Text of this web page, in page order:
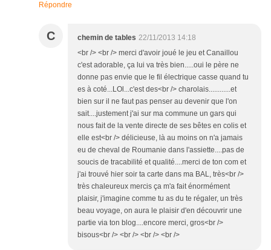
Répondre
C chemin de tables 22/11/2013 14:18
<br /> <br /> merci d'avoir joué le jeu et Canaillou
c'est adorable, ça lui va très bien.....oui le père ne
donne pas envie que le fil électrique casse quand tu
es à coté...LOl...c'est des<br /> charolais............et
bien sur il ne faut pas penser au devenir que l'on
sait....justement j'ai sur ma commune un gars qui
nous fait de la vente directe de ses bêtes en colis et
elle est<br /> délicieuse, là au moins on n'a jamais
eu de cheval de Roumanie dans l'assiette....pas de
soucis de tracabilité et qualité....merci de ton com et
j'ai trouvé hier soir ta carte dans ma BAL, très<br />
très chaleureux mercis ça m'a fait énormément
plaisir, j'imagine comme tu as du te régaler, un très
beau voyage, on aura le plaisir d'en découvrir une
partie via ton blog....encore merci, gros<br />
bisous<br /> <br /> <br /> <br />